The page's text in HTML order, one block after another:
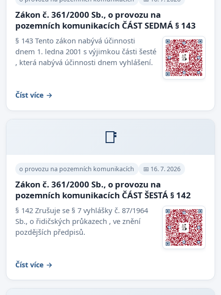
Zákon č. 361/2000 Sb., o provozu na
pozemních komunikacích ČÁST SEDMÁ § 143
§ 143 Tento zákon nabývá účinnosti
dnem 1. ledna 2001 s výjimkou části šesté
, která nabývá účinnosti dnem vyhlášení.
Číst více →
📑
o provozu na pozemních komunikacích 📅 16. 7. 2026
Zákon č. 361/2000 Sb., o provozu na
pozemních komunikacích ČÁST ŠESTÁ § 142
§ 142 Zrušuje se § 7 vyhlášky č. 87/1964
Sb., o řidičských průkazech , ve znění
pozdějších předpisů.
Číst více →